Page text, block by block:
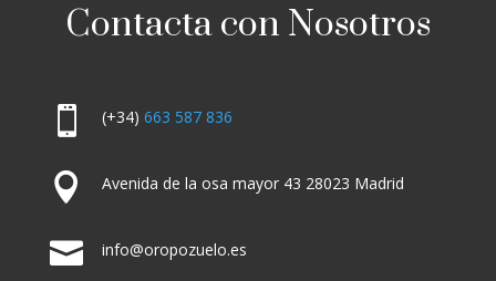
Contacta con Nosotros
 (+34) 663 587 836
 Avenida de la osa mayor 43 28023 Madrid
 info@oropozuelo.es